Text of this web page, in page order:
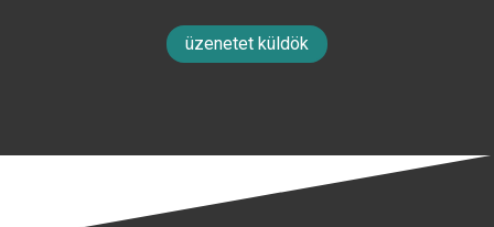
üzenetet küldök